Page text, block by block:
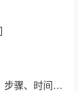
特立尼达和多巴哥公司变更代办的流程、步骤、时间指南